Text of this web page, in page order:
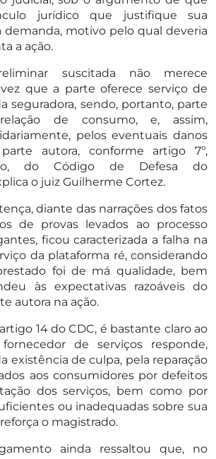
jurídico que justifique sua
demanda, motivo pelo qual deveria
a ação.
suscitada não merece
que a parte oferece serviço de
seguradora, sendo, portanto, parte
de consumo, e, assim,
pelos eventuais danos
autora, conforme artigo 7º,
do Código de Defesa do
o juiz Guilherme Cortez.
diante das narrações dos fatos
de provas levados ao processo
ficou caracterizada a falha na
da plataforma ré, considerando
foi de má qualidade, bem
às expectativas razoáveis do
autora na ação.
14 do CDC, é bastante claro ao
de serviços responde,
existência de culpa, pela reparação
aos consumidores por defeitos
dos serviços, bem como por
ou inadequadas sobre sua
o magistrado.
ainda ressaltou que, no